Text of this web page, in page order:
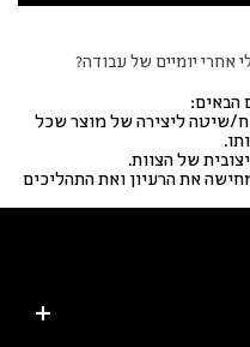
אחרי יומיים של עבודה?
הבאים:
שיטה ליצירה של מוצר שכל
של הצוות.
את הרעיון ואת התהליכים